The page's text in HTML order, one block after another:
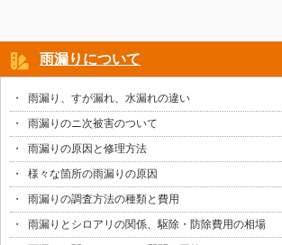
雨漏りについて
雨漏り、すが漏れ、水漏れの違い
雨漏りのニ次被害のついて
雨漏りの原因と修理方法
様々な箇所の雨漏りの原因
雨漏りの調査方法の種類と費用
雨漏りとシロアリの関係、駆除・防除費用の相場